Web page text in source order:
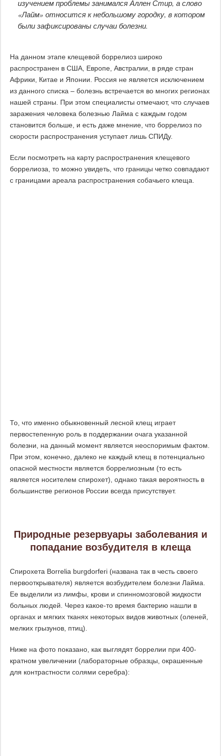
изучением проблемы занимался Аллен Стир, а слово
«Лайм» относится к небольшому городку, в котором
были зафиксированы случаи болезни.
На данном этапе клещевой боррелиоз широко
распространен в США, Европе, Австралии, в ряде стран
Африки, Китае и Японии. Россия не является исключением
из данного списка – болезнь встречается во многих регионах
нашей страны. При этом специалисты отмечают, что случаев
заражения человека болезнью Лайма с каждым годом
становится больше, и есть даже мнение, что боррелиоз по
скорости распространения уступает лишь СПИДу.
Если посмотреть на карту распространения клещевого
боррелиоза, то можно увидеть, что границы четко совпадают
с границами ареала распространения собачьего клеща.
То, что именно обыкновенный лесной клещ играет
первостепенную роль в поддержании очага указанной
болезни, на данный момент является неоспоримым фактом.
При этом, конечно, далеко не каждый клещ в потенциально
опасной местности является боррелиозным (то есть
является носителем спирохет), однако такая вероятность в
большинстве регионов России всегда присутствует.
Природные резервуары заболевания и
попадание возбудителя в клеща
Спирохета Borrelia burgdorferi (названа так в честь своего
первооткрывателя) является возбудителем болезни Лайма.
Ее выделили из лимфы, крови и спинномозговой жидкости
больных людей. Через какое-то время бактерию нашли в
органах и мягких тканях некоторых видов животных (оленей,
мелких грызунов, птиц).
Ниже на фото показано, как выглядят боррелии при 400-
кратном увеличении (лабораторные образцы, окрашенные
для контрастности солями серебра):